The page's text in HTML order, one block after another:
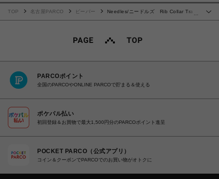
…
TOP 名古屋PARCO ビーバー
Needles/ニードルズ Rib Collar Track
PARCOポイント
全国のPARCOやONLINE PARCOで貯まる＆使える
ポケパル払い
初回登録＆お買物で最大1,500円分のPARCOポイント進呈
POCKET PARCO（公式アプリ）
コイン＆クーポンでPARCOでのお買い物がオトクに